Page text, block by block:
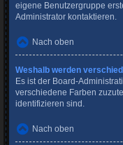
eigene Benutzergruppe
Administrator kontaktieren.
Nach oben
Weshalb werden
Es ist der Board-
verschiedene Farben
identifizieren sind.
Nach oben